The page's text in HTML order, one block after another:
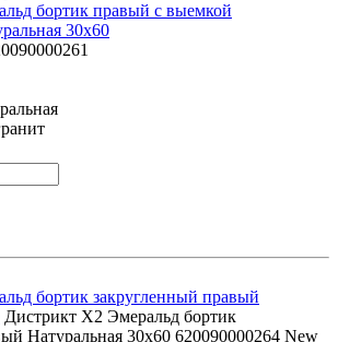
бортик правый с выемкой
30x60
бортик закругленный правый
Дистрикт Х2 Эмеральд бортик
Натуральная 30x60 620090000264 New